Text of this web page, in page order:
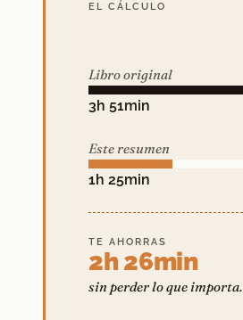
EL CÁLCULO
Libro original
3h 51min
Este resumen
1h 25min
TE AHORRAS
2h 26min
sin perder lo que importa.